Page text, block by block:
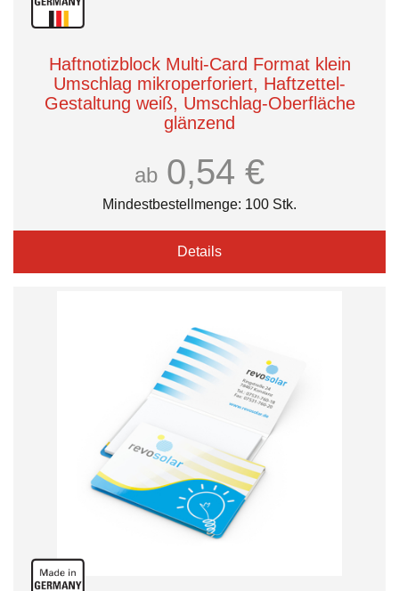
Haftnotizblock Multi-Card Format klein
Umschlag mikroperforiert, Haftzettel-
Gestaltung weiß, Umschlag-Oberfläche
glänzend
ab 0,54 €
Mindestbestellmenge: 100 Stk.
Details